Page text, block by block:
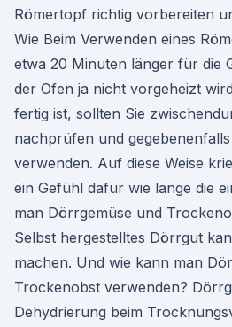
Römertopf richtig vorbereiten
Wie Beim Verwenden eines
etwa 20 Minuten länger für die
der Ofen ja nicht vorgeheizt
fertig ist, sollten Sie
nachprüfen und
verwenden. Auf diese Weise
ein Gefühl dafür wie lange die
man Dörrgemüse und
Selbst hergestelltes Dörrgut
machen. Und wie kann man
Trockenobst verwenden?
Dehydrierung beim